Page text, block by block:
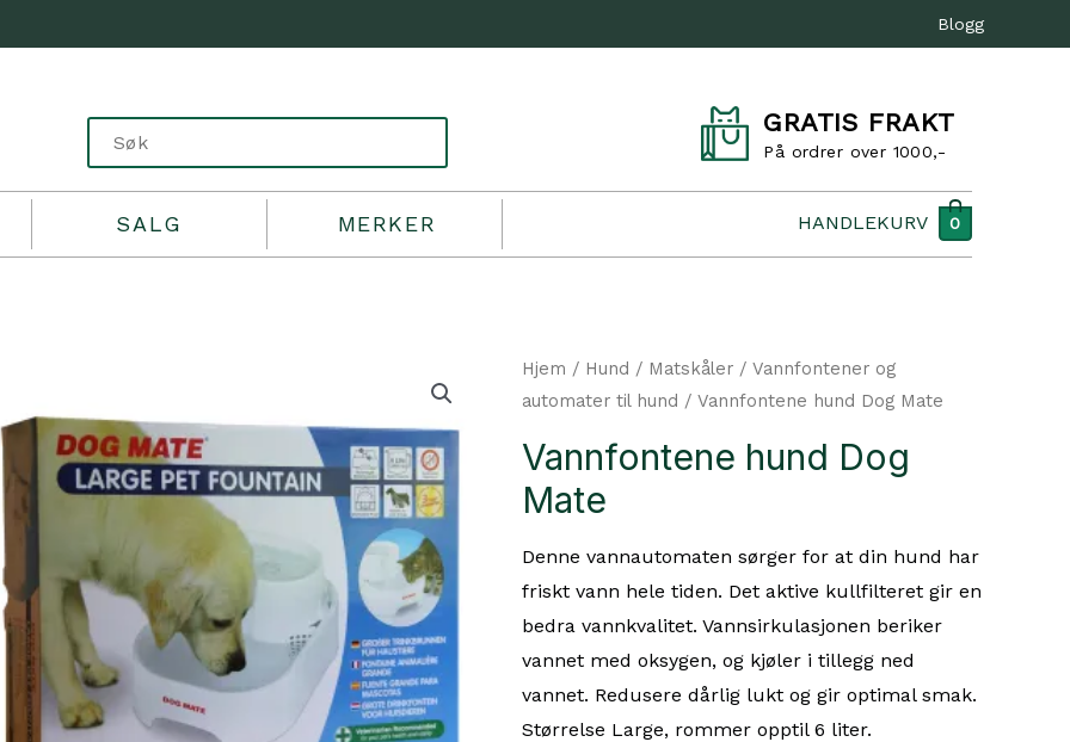
Blogg
GRATIS FRAKT
På ordrer over 1000,-
SALG MERKER HANDLEKURV 0
Hjem / Hund / Matskåler /Vannfontener og
automater til hund / Vannfontene hund Dog Mate
Vannfontene hund Dog
Mate
Denne vannautomaten sørger for at din hund har
friskt vann hele tiden. Det aktive kullfilteret gir en
bedra vannkvalitet. Vannsirkulasjonen beriker
vannet med oksygen, og kjøler i tillegg ned
vannet. Redusere dårlig lukt og gir optimal smak.
Størrelse Large, rommer opptil 6 liter.